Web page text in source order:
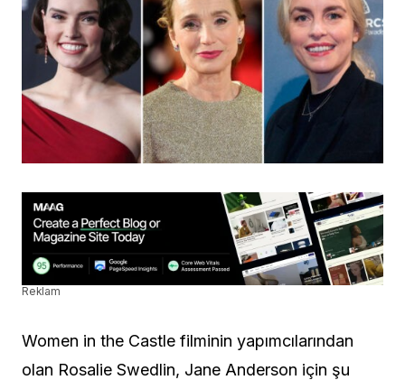
Reklam
Women in the Castle filminin yapımcılarından
olan Rosalie Swedlin, Jane Anderson için şu